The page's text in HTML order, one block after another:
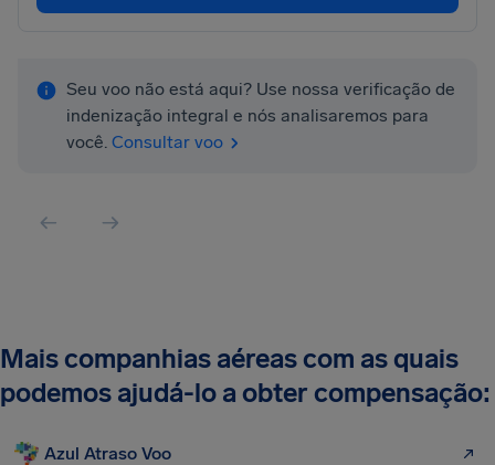
Seu voo não está aqui? Use nossa verificação de
indenização integral e nós analisaremos para
você. Consultar voo
Mais companhias aéreas com as quais
podemos ajudá-lo a obter compensação:
Azul Atraso Voo